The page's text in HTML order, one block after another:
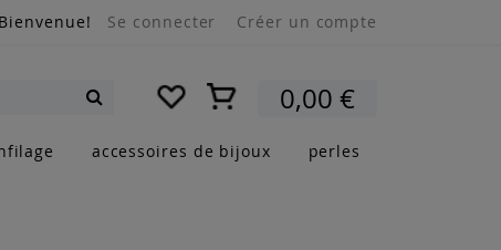
Bienvenue! Se connecter Créer un compte
Mon panier0,00 €
accessoires de bijoux perles